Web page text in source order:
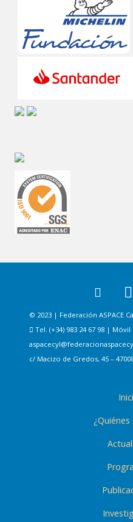
© 2023 | Federación ASPACE
Tel. (+34) 983 24 67 98 | Móvil
c/ Macizo de Gredos, 45 –